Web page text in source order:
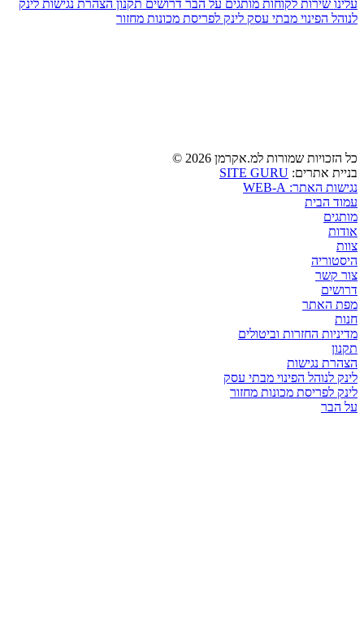
עלינו שירות לקוחות מותגים על הבר דרושים תקנון הצהרת נגישות לינק
לנוהל הפינוי מבתי עסק לינק לפריסת מכונות מחזור
כל הזכויות שמורות למ.אקרמן 2026 ©
בניית אתרים: SITE GURU
נגישות האתר: WEB-A
עמוד הבית
מותגים
אודות
צוות
היסטוריה
צור קשר
דרושים
מפת האתר
חנות
מדיניות החזרות וביטולים
תקנון
הצהרת נגישות
לינק לנוהל הפינוי מבתי עסק
לינק לפריסת מכונות מחזור
על הבר